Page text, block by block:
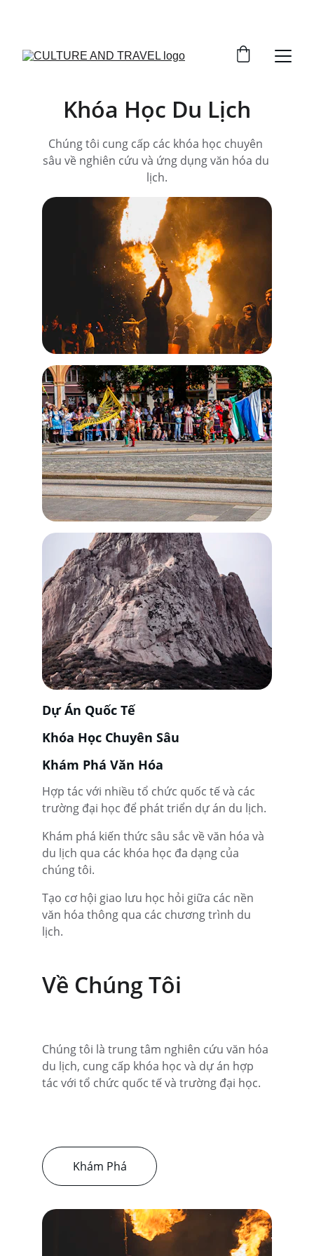
Khóa Học Du Lịch
Chúng tôi cung cấp các khóa học chuyên
sâu về nghiên cứu và ứng dụng văn hóa du
lịch.
Dự Án Quốc Tế
Hợp tác với nhiều tổ chức quốc tế và các
trường đại học để phát triển dự án du lịch.
Khóa Học Chuyên Sâu
Khám phá kiến thức sâu sắc về văn hóa và
du lịch qua các khóa học đa dạng của
chúng tôi.
Tạo cơ hội giao lưu học hỏi giữa các nền
văn hóa thông qua các chương trình du
lịch.
Khám Phá Văn Hóa
Về Chúng Tôi
Chúng tôi là trung tâm nghiên cứu văn hóa
du lịch, cung cấp khóa học và dự án hợp
tác với tổ chức quốc tế và trường đại học.
Khám Phá